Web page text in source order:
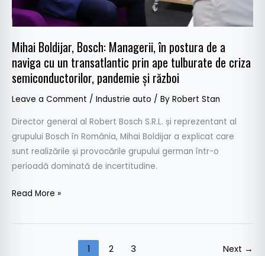
Mihai Boldijar, Bosch: Managerii, în postura de a
naviga cu un transatlantic prin ape tulburate de criza
semiconductorilor, pandemie și război
Leave a Comment / Industrie auto / By Robert Stan
Director general al Robert Bosch S.R.L. și reprezentant al
grupului Bosch în România, Mihai Boldijar a explicat care
sunt realizările și provocările grupului german într-o
perioadă dominată de incertitudine.
cu
un
prin
ape
tulburate
de
semiconductorilor,
pandemie
și
război
Read More »
1 2 3 Next →